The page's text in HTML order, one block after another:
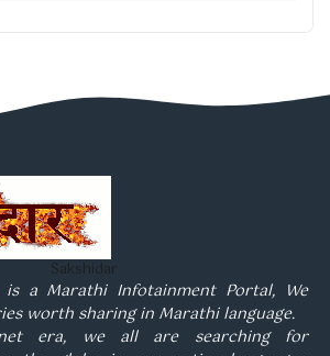
Sakshidar
a Marathi Infotainment Portal, We
worth sharing in Marathi language.
era, we all are searching for